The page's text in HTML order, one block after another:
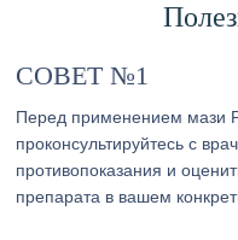
СОВЕТ №1
Перед применением мази
проконсультируйтесь с
противопоказания и
препарата в вашем